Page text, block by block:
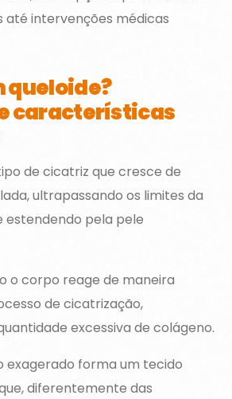
até intervenções médicas
queloide?
características
de cicatriz que cresce de
ultrapassando os limites da
estendendo pela pele
o corpo reage de maneira
de cicatrização,
excessiva de colágeno.
exagerado forma um tecido
diferentemente das